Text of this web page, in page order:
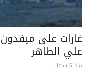
غارات على
علي الطاهر
منذ 5 ساعات